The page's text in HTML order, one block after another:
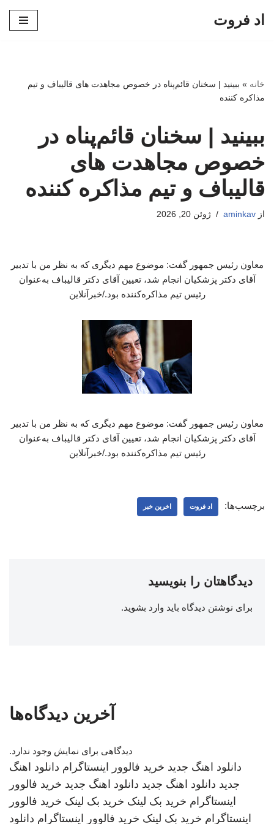
اد فروت
خانه » ببینید | سخنان قائم‌پناه در خصوص مجاهدت های قالیباف و تیم
مذاکره کننده
ببینید | سخنان قائم‌پناه در
خصوص مجاهدت های
قالیباف و تیم مذاکره کننده
از aminkav ژوئن 20, 2026
معاون رئیس جمهور گفت: موضوع مهم دیگری که به نظر من با تدبیر
آقای دکتر پزشکیان انجام شد، تعیین آقای دکتر قالیباف به‌عنوان
رئیس تیم مذاکره‌کننده بود./خبرآنلاین
معاون رئیس جمهور گفت: موضوع مهم دیگری که به نظر من با تدبیر
آقای دکتر پزشکیان انجام شد، تعیین آقای دکتر قالیباف به‌عنوان
رئیس تیم مذاکره‌کننده بود./خبرآنلاین
برچسب‌ها: اد فروت اخرین خبر
دیدگاهتان را بنویسید
برای نوشتن دیدگاه باید وارد بشوید.
آخرین دیدگاه‌ها
دیدگاهی برای نمایش وجود ندارد.
دانلود اهنگ جدید خرید فالوور اینستاگرام دانلود اهنگ
جدید دانلود اهنگ جدید دانلود اهنگ جدید خرید فالوور
اینستاگرام خرید بک لینک خرید بک لینک خرید فالوور
اینستاگرام خرید بک لینک خرید فالوور اینستاگرام دانلود